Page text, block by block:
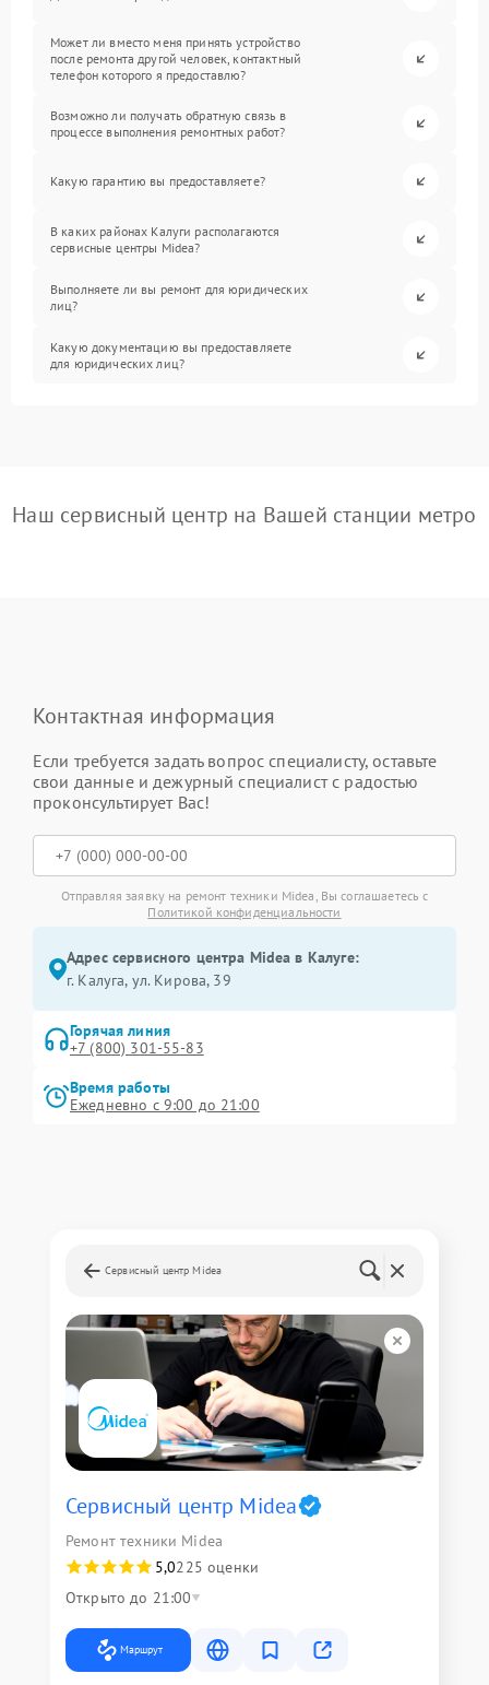
Может ли вместо меня принять устройство
после ремонта другой человек, контактный
телефон которого я предоставлю?
Возможно ли получать обратную связь в
процессе выполнения ремонтных работ?
Какую гарантию вы предоставляете?
В каких районах Калуги располагаются
сервисные центры Midea?
Выполняете ли вы ремонт для юридических
лиц?
Какую документацию вы предоставляете
для юридических лиц?
Наш сервисный центр на Вашей станции метро
Контактная информация
Если требуется задать вопрос специалисту, оставьте
свои данные и дежурный специалист с радостью
проконсультирует Вас!
Отправляя заявку на ремонт техники Midea, Вы соглашаетесь с
Политикой конфиденциальности
Адрес сервисного центра Midea в Калуге:
г. Калуга, ул. Кирова, 39
Горячая линия
+7 (800) 301-55-83
Время работы
Ежедневно с 9:00 до 21:00
Сервисный центр Midea
Сервисный центр Midea
Ремонт техники Midea
5,0225 оценки
Открыто до 21:00
Маршрут